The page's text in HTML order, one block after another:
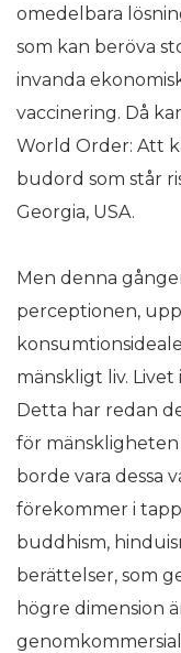
omedelbara
som kan beröva
invanda
vaccinering. Då
World Order: Att
budord som står
Georgia, USA.
Men denna
perceptionen,
mänskligt liv.
Detta har redan
för mänskligheten
borde vara dessa
förekommer i
buddhism,
berättelser, som
högre dimension